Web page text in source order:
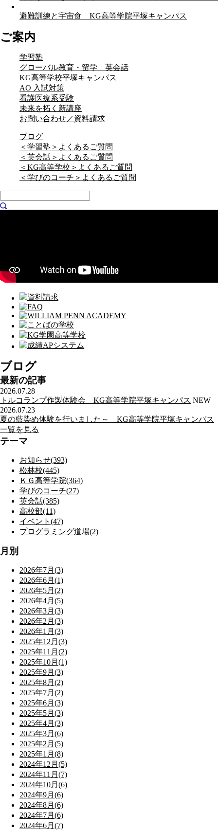
避難訓練と宇宙食 KG高等学院平塚キャンパス
ご案内
学習塾
グローバル教育・留学 英会話
KG高等学校平塚キャンパス
AO 入試対策
看護医療系受験
未来を拓く新講座
お問い合わせ／資料請求
ブログ
＜学習塾＞よくあるご質問
＜英会話＞よくあるご質問
＜KG高等学校＞よくあるご質問
＜学びのコーチ＞よくあるご質問
ブログ
最新の記事
2026.07.28
トルコランプ作製体験会 KG高等学院平塚キャンパス NEW
2026.07.23
夏の藍染め体験を行いました～ KG高等学院平塚キャンパス
一覧を見る
テーマ
お知らせ(393)
松林校(445)
ＫＧ高等学院(364)
学びのコーチ(27)
英会話(385)
高校部(11)
イベント(47)
プログラミング道場(2)
月別
2026年7月(3)
2026年6月(1)
2026年5月(2)
2026年4月(5)
2026年3月(3)
2026年2月(3)
2026年1月(3)
2025年12月(3)
2025年11月(2)
2025年10月(1)
2025年9月(3)
2025年8月(2)
2025年7月(2)
2025年6月(3)
2025年5月(3)
2025年4月(3)
2025年3月(6)
2025年2月(5)
2025年1月(8)
2024年12月(5)
2024年11月(7)
2024年10月(6)
2024年9月(6)
2024年8月(6)
2024年7月(6)
2024年6月(7)